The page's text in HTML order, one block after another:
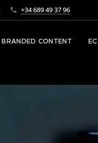
+34 689 49 37 96
BRANDED CONTENT